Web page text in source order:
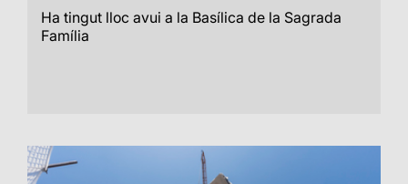
Ha tingut lloc avui a la Basílica de la Sagrada
Família